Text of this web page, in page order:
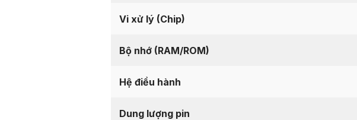
Vi xử lý (Chip)
Bộ nhớ (RAM/ROM)
Hệ điều hành
Dung lượng pin